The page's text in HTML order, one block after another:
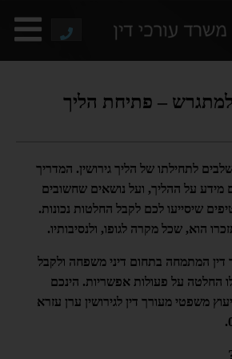
– פתיחת הליך
לתחילתו של הליך גירושין. המדריך
מידע על ההליך, ועל נושאים שחשובים
שיסייעו לכם לקבל החלטות נכונות.
הוא, שכל מקרה לגופו, ולנסיבותיו.
המתמחה בתחום דיני משפחה ולקבל
החלטה על פעולות אפשריות. הינכם
משפטי מעורך דין לגירושין ערן עזרא